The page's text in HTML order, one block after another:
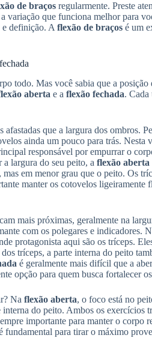
de braços regularmente. Preste
variação que funciona melhor para
e definição. Aflexão de braços é um
todo. Mas você sabia que a posição
aberta e a flexão fechada. Cada
afastadas que a largura dos ombros.
ainda um pouco para trás.
responsável por empurrar o
largura do seu peito, a flexão aberta
em menor grau que o peito. Os
manter os cotovelos ligeiramente
mais próximas, geralmente na
com os polegares e indicadores.
protagonista aqui são os tríceps.
tríceps, a parte interna do peito
é geralmente mais difícil que a
opção para quem busca fortalecer
Na flexão aberta, o foco está no
do peito. Ambos os exercícios
importante para manter o corpo
para tirar o máximo